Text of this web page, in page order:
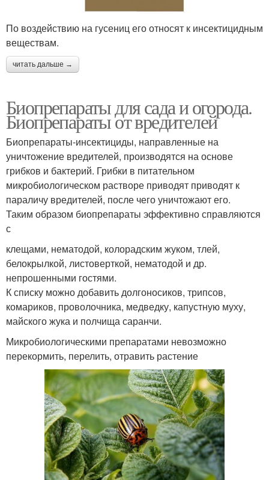
По воздействию на гусениц его относят к инсектицидным
веществам.
читать дальше →
Биопрепараты для сада и огорода.
Биопрепараты от вредителей
Биопрепараты-инсектициды, направленные на
уничтожение вредителей, производятся на основе
грибков и бактерий. Грибки в питательном
микробиологическом растворе приводят приводят к
параличу вредителей, после чего уничтожают его.
Таким образом биопрепараты эффективно справляются
с
клещами, нематодой, колорадским жуком, тлей,
белокрылкой, листоверткой, нематодой и др.
непрошенными гостями.
К списку можно добавить долгоносиков, трипсов,
комариков, проволочника, медведку, капустную муху,
майского жука и полчища саранчи.
Микробиологическими препаратами невозможно
перекормить, перелить, отравить растение